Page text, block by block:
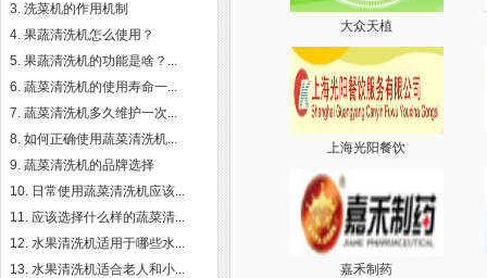
洗菜机的作用机制
果蔬清洗机怎么使用？
果蔬清洗机的功能是啥？...
蔬菜清洗机的使用寿命一...
蔬菜清洗机多久维护一次...
如何正确使用蔬菜清洗机...
蔬菜清洗机的品牌选择
日常使用蔬菜清洗机应该...
应该选择什么样的蔬菜清...
水果清洗机适用于哪些水...
水果清洗机适合老人和小...
大众天植
上海光阳餐饮
嘉禾制药